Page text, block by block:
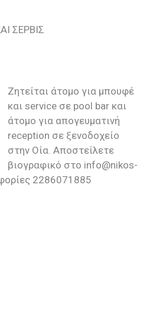
ΣΕΡΒΙΣ
Ζητείται άτομο για μπουφέ
και service σε pool bar και
άτομο για απογευματινή
reception σε ξενοδοχείο
στην Οία. Αποστείλετε
βιογραφικό στο info@nikos-
2286071885